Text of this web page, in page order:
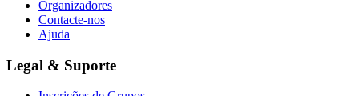
Organizadores
Contacte-nos
Ajuda
Legal & Suporte